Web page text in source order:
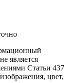
является
Статьи 437
цвет,